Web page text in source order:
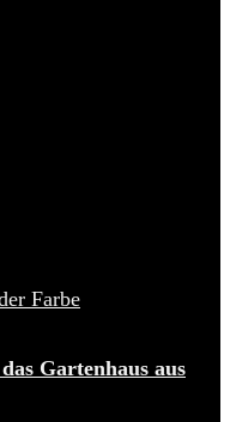
Gartenhaus aus